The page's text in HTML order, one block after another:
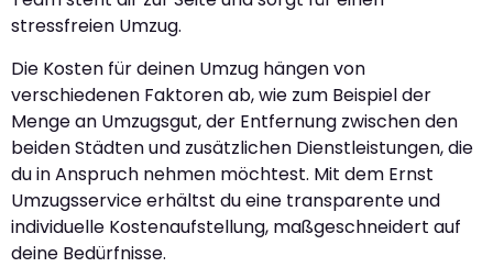
stressfreien Umzug.
Die Kosten für deinen Umzug hängen von
verschiedenen Faktoren ab, wie zum Beispiel der
Menge an Umzugsgut, der Entfernung zwischen den
beiden Städten und zusätzlichen Dienstleistungen, die
du in Anspruch nehmen möchtest. Mit dem Ernst
Umzugsservice erhältst du eine transparente und
individuelle Kostenaufstellung, maßgeschneidert auf
deine Bedürfnisse.